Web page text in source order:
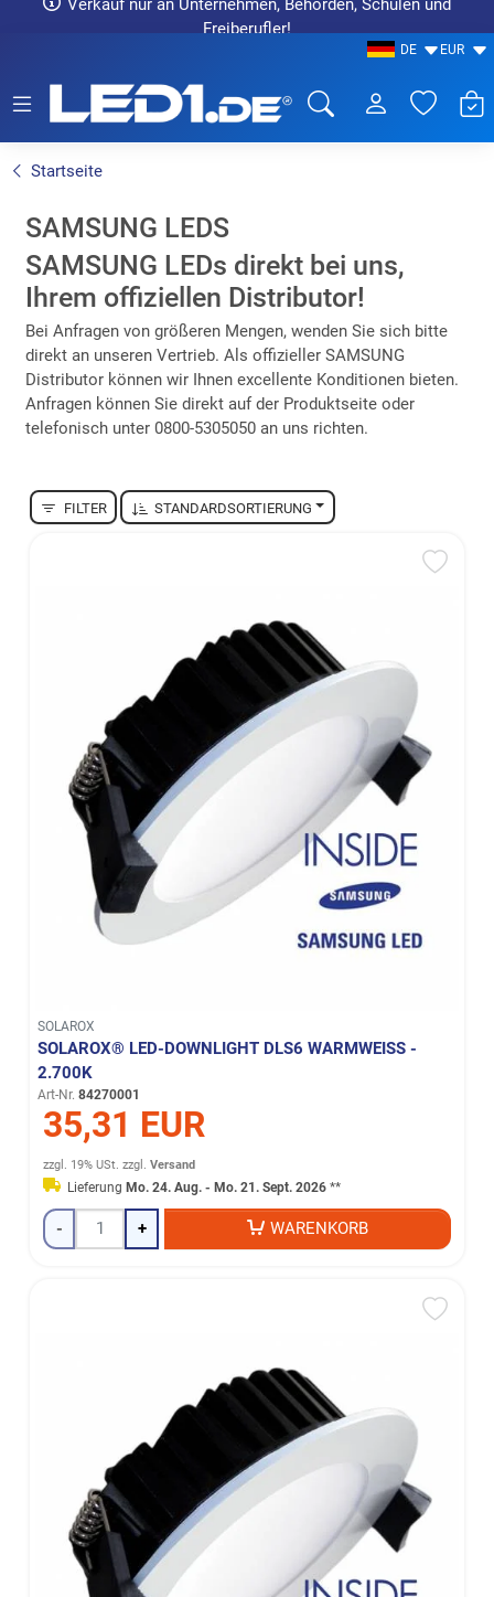
Verkauf nur an Unternehmen, Behörden, Schulen und
Freiberufler!
DE EUR
Startseite
SAMSUNG LEDS
SAMSUNG LEDs direkt bei uns,
Ihrem offiziellen Distributor!
Bei Anfragen von größeren Mengen, wenden Sie sich bitte
direkt an unseren Vertrieb. Als offizieller SAMSUNG
Distributor können wir Ihnen excellente Konditionen bieten.
Anfragen können Sie direkt auf der Produktseite oder
telefonisch unter 0800-5305050 an uns richten.
FILTER STANDARDSORTIERUNG
SOLAROX
SOLAROX® LED-DOWNLIGHT DLS6 WARMWEISS - 2
.700K
Art-Nr. 84270001
35,31 EUR
zzgl. 19% USt. zzgl.Versand
LieferungMo. 24. Aug. - Mo. 21. Sept. 2026 **
- + WARENKORB